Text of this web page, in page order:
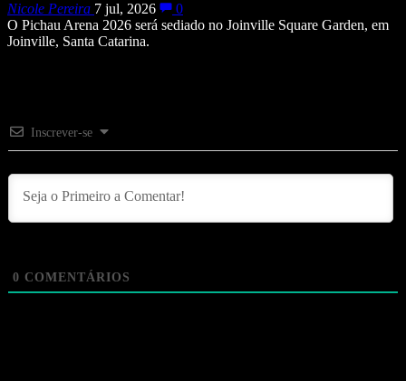
Nicole Pereira 7 jul, 2026
0
O Pichau Arena 2026 será sediado no Joinville Square Garden, em
Joinville, Santa Catarina.
Inscrever-se
0 COMENTÁRIOS